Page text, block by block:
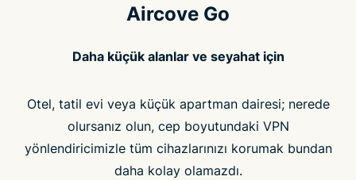
Aircove Go
Daha küçük alanlar ve seyahat için
Otel, tatil evi veya küçük apartman dairesi; nerede
olursanız olun, cep boyutundaki VPN
yönlendiricimizle tüm cihazlarınızı korumak bundan
daha kolay olamazdı.